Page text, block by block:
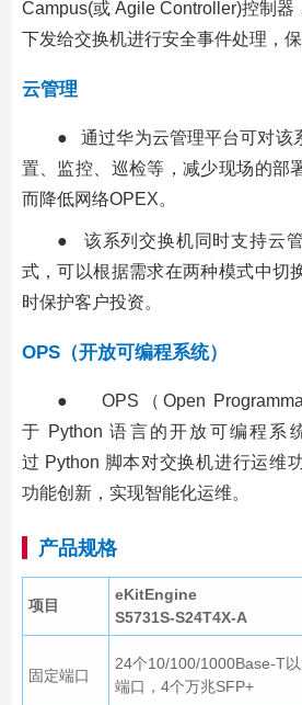
Campus(或 Agile Controller)控制器
下发给交换机进行安全事件处理，
云管理
● 通过华为云管理平台可对该
置、监控、巡检等，减少现场的部
而降低网络OPEX。
● 该系列交换机同时支持云
式，可以根据需求在两种模式中切
时保护客户投资。
OPS（开放可编程系统）
● OPS（Open
于 Python 语言的开放可编程系
过 Python 脚本对交换机进行运维
功能创新，实现智能化运维。
产品规格
项目
eKitEngine
S5731S-S24T4X-A
固定端口
24个10/100/1000Base-T
端口，4个万兆SFP+